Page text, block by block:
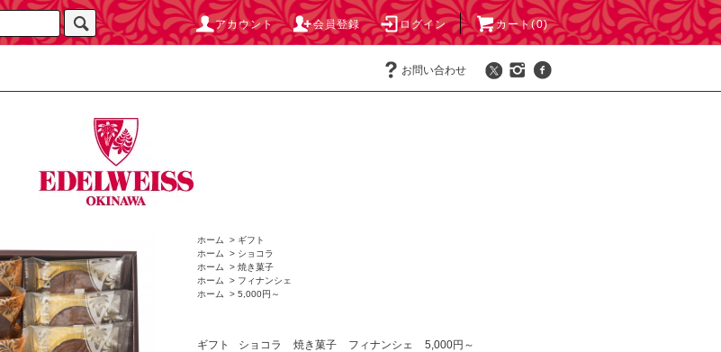
アカウント 会員登録 ログイン カート(0)
お問い合わせ
ホーム > ギフト
ホーム
> ショコラ
ホーム
> 焼き菓子
ホーム
> フィナンシェ
ホーム
> 5,000円～
ギフト ショコラ 焼き菓子 フィナンシェ 5,000円～